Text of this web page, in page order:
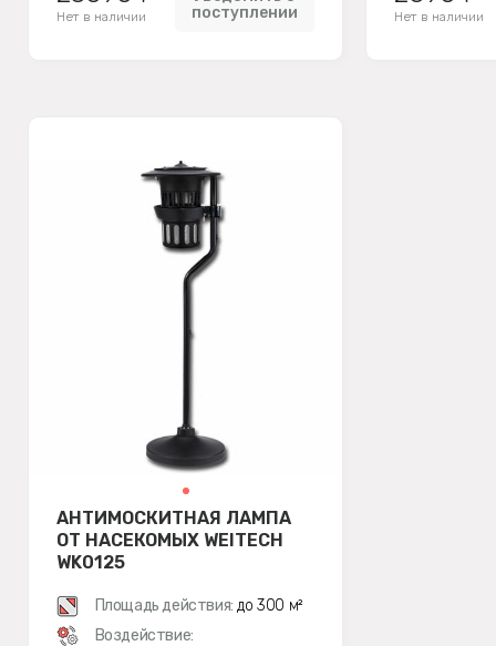
Нет в наличии
поступлении
Нет в наличии
АНТИМОСКИТНАЯ ЛАМПА
ОТ НАСЕКОМЫХ WEITECH
WK0125
Площадь действия: до 300 м²
Воздействие: